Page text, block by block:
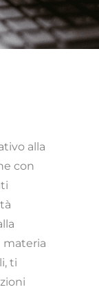
alla
con
materia
ti